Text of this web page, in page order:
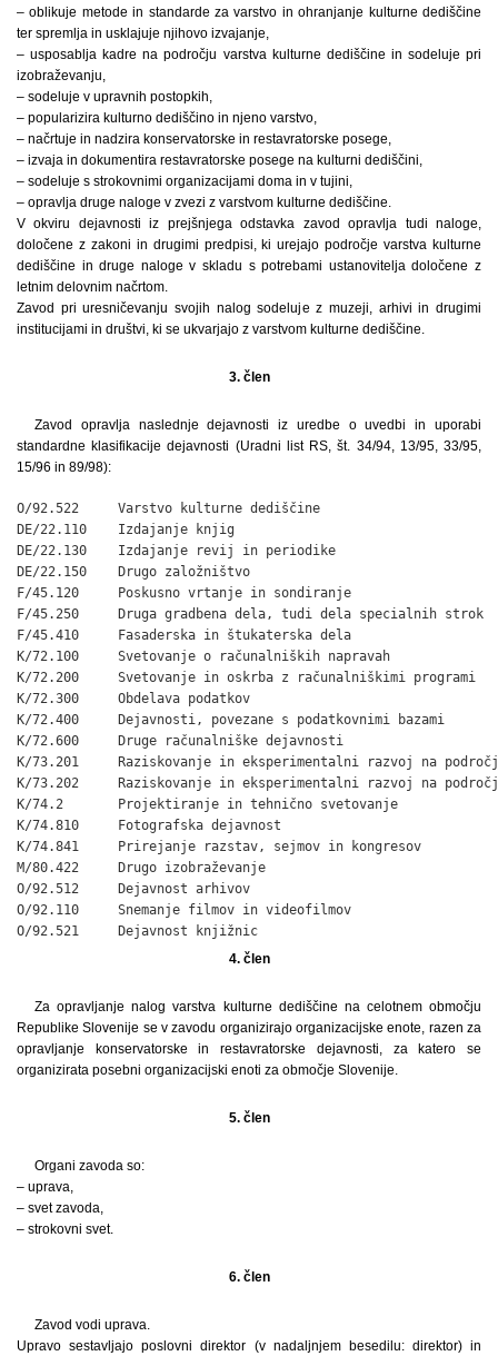
– oblikuje metode in standarde za varstvo in ohranjanje kulturne dediščine
ter spremlja in usklajuje njihovo izvajanje,
– usposablja kadre na področju varstva kulturne dediščine in sodeluje pri
izobraževanju,
– sodeluje v upravnih postopkih,
– popularizira kulturno dediščino in njeno varstvo,
– načrtuje in nadzira konservatorske in restavratorske posege,
– izvaja in dokumentira restavratorske posege na kulturni dediščini,
– sodeluje s strokovnimi organizacijami doma in v tujini,
– opravlja druge naloge v zvezi z varstvom kulturne dediščine.
V okviru dejavnosti iz prejšnjega odstavka zavod opravlja tudi naloge,
določene z zakoni in drugimi predpisi, ki urejajo področje varstva kulturne
dediščine in druge naloge v skladu s potrebami ustanovitelja določene z
letnim delovnim načrtom.
Zavod pri uresničevanju svojih nalog sodeluje z muzeji, arhivi in drugimi
institucijami in društvi, ki se ukvarjajo z varstvom kulturne dediščine.
3. člen
Zavod opravlja naslednje dejavnosti iz uredbe o uvedbi in uporabi
standardne klasifikacije dejavnosti (Uradni list RS, št. 34/94, 13/95, 33/95,
15/96 in 89/98):
O/92.522     Varstvo kulturne dediščine
DE/22.110    Izdajanje knjig
DE/22.130    Izdajanje revij in periodike
DE/22.150    Drugo založništvo
F/45.120     Poskusno vrtanje in sondiranje
F/45.250     Druga gradbena dela, tudi dela specialnih strok
F/45.410     Fasaderska in štukaterska dela
K/72.100     Svetovanje o računalniških napravah
K/72.200     Svetovanje in oskrba z računalniškimi programi
K/72.300     Obdelava podatkov
K/72.400     Dejavnosti, povezane s podatkovnimi bazami
K/72.600     Druge računalniške dejavnosti
K/73.201     Raziskovanje in eksperimentalni razvoj na
K/73.202     Raziskovanje in eksperimentalni razvoj na
K/74.2       Projektiranje in tehnično svetovanje
K/74.810     Fotografska dejavnost
K/74.841     Prirejanje razstav, sejmov in kongresov
M/80.422     Drugo izobraževanje
O/92.512     Dejavnost arhivov
O/92.110     Snemanje filmov in videofilmov
O/92.521     Dejavnost knjižnic
4. člen
Za opravljanje nalog varstva kulturne dediščine na celotnem območju
Republike Slovenije se v zavodu organizirajo organizacijske enote, razen za
opravljanje konservatorske in restavratorske dejavnosti, za katero se
organizirata posebni organizacijski enoti za območje Slovenije.
5. člen
Organi zavoda so:
– uprava,
– svet zavoda,
– strokovni svet.
6. člen
Zavod vodi uprava.
Upravo sestavljajo poslovni direktor (v nadaljnjem besedilu: direktor) in